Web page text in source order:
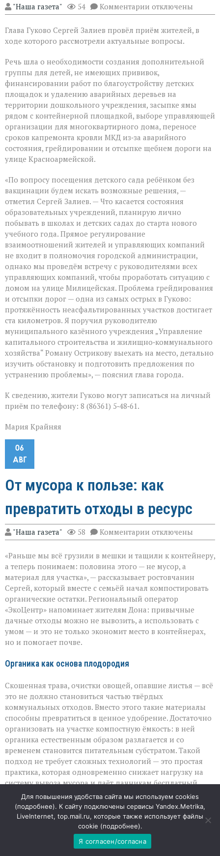
"Наша газета" 54 Комментарии к
записи
Гуково
Сергей
Залиев
приём
жителей
отключены
Глава Гуково Сергей Залиев провёл приём жителей, в
ходе которого рассмотрели актуальные вопросы.
Речь шла о необходимости создания дополнительной
группы для детей, не имеющих прививок,
финансировании работ по благоустройству детских
площадок и удалению аварийных деревьев на
территории дошкольного учреждения, засыпке ямы
рядом с контейнерной площадкой, выборе управляющей
организации для многоквартирного дома, переносе
сроков капремонта кровли МКД из‑за аварийного
состояния, грейдировании и отсыпке щебнем дороги на
улице Красноармейской.
«По вопросу посещения детского сада ребёнком без
вакцинации будем искать возможные решения, —
отметил Сергей Залиев. — Что касается состояния
образовательных учреждений, планирую лично
побывать в школах и детских садах до старта нового
учебного года. Прямое регулирование
взаимоотношений жителей и управляющих компаний
не входит в полномочия городской администрации,
однако мы проведём встречу с руководителями всех
управляющих компаний, чтобы проработать ситуацию с
домом на улице Милицейская. Проблема грейдирования
и отсыпки дорог — одна из самых острых в Гуково:
протяжённость неасфальтированных участков достигает
ста километров. Я поручил руководителю
муниципального казённого учреждения „Управление
капитального строительства и жилищно‑коммунального
хозяйства“ Роману Острикову выехать на место, детально
изучить обстановку и подготовить предложения по
устранению проблемы», — пояснил глава города.
К сведению, жители Гуково могут записаться на личный
приём по телефону: 8 (86361) 5‑48‑61.
Мария Крайняя
06
АВГ
От мусора к пользе: как
превратить отходы в ресурс
"Наша газета" 58 Комментарии к
записи
мусора
к
пользе:
как
превратить
отходы
в
ресурс
отключены
«Раньше мы всё грузили в мешки и тащили к контейнеру,
а теперь понимаем: половина этого — не мусор, а
материал для участка», — рассказывает ростовчанин
Сергей, который вместе с семьёй начал компостировать
органические остатки. Региональный оператор
«ЭкоЦентр» напоминает жителям Дона: привычные
дачные отходы можно не вывозить, а использовать с
умом — и это не только экономит место в контейнерах,
но и помогает почве.
Органика как основа плодородия
Скошенная трава, очистки овощей, опавшие листья — всё
это не должно становиться частью твёрдых
коммунальных отходов. Вместо этого такие материалы
способны превратиться в ценное удобрение. Достаточно
организовать на участке компостную ёмкость: в ней
органика естественным образом разлагается и со
временем становится питательным субстратом. Такой
подход не требует сложных технологий — это простая
практика, которая одновременно снижает нагрузку на
систему вывоза мусора и даёт дачникам бесплатный
ресурс для грядок.
Ветки — не балласт, а защита почвы
Крупные растительные остатки, вроде веток после
обрезки, тоже не стоит относить на контейнерную
Для повышения удобства сайта мы используем cookies
(подробнее). К сайту подключены сервисы Yandex.Metrika,
LiveInternet, top.mail.ru, которые также использует файлы
cookie (подробнее).
Я согласен/согласна